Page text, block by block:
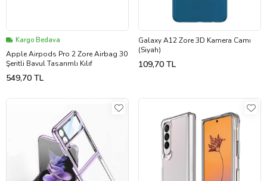
Kargo Bedava
Apple Airpods Pro 2 Zore Airbag 30
Şeritli Bavul Tasarımlı Kılıf
549,70 TL
Galaxy A12 Zore 3D Kamera Camı
(Siyah)
109,70 TL